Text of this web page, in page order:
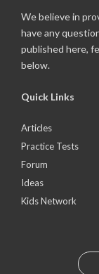
We believe in
have any
published here,
below.
Quick Links
Articles
Practice Tests
Forum
Ideas
Kids Network